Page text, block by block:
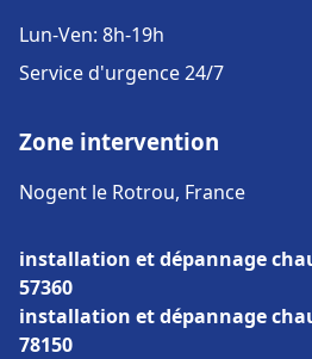
Lun-Ven: 8h-19h
Service d'urgence 24/7
Zone intervention
Nogent le Rotrou, France
installation et dépannage
57360
installation et dépannage
78150